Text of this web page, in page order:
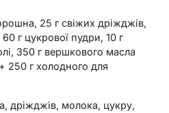
25 г свіжих дріжджів,
г цукрової пудри, 10 г
350 г вершкового масла
250 г холодного для
дріжджів, молока, цукру,